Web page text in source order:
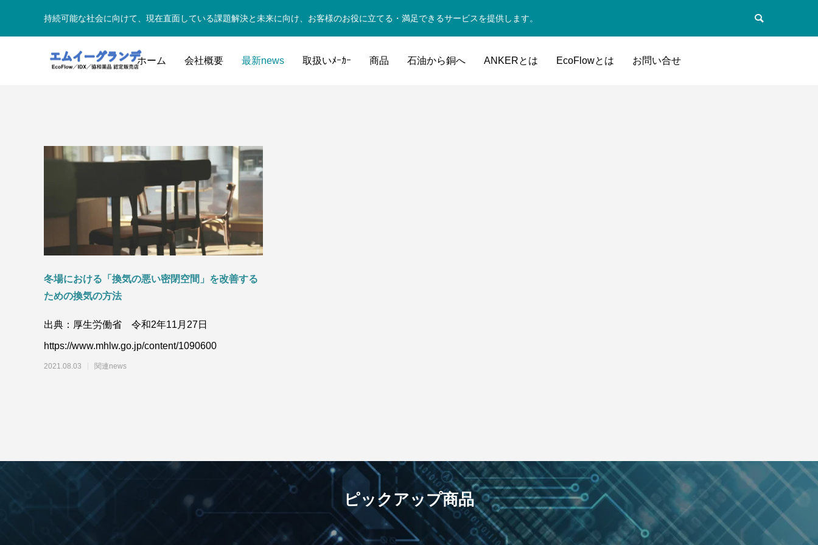
持続可能な社会に向けて、現在直面している課題解決と未来に向け、お客様のお役に立てる・満足できるサービスを提供します。
ホーム 会社概要 最新news 取扱いﾒｰｶｰ 商品 石油から銅へ ANKERとは EcoFlowとは お問い合せ
冬場における「換気の悪い密閉空間」を改善する
ための換気の方法
出典：厚生労働省 令和2年11月27日
https://www.mhlw.go.jp/content/1090600
2021.08.03 関連news
ピックアップ商品